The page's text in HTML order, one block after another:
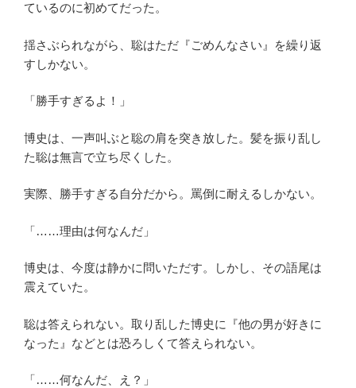
ているのに初めてだった。
揺さぶられながら、聡はただ『ごめんなさい』を繰り返
すしかない。
「勝手すぎるよ！」
博史は、一声叫ぶと聡の肩を突き放した。髪を振り乱し
た聡は無言で立ち尽くした。
実際、勝手すぎる自分だから。罵倒に耐えるしかない。
「……理由は何なんだ」
博史は、今度は静かに問いただす。しかし、その語尾は
震えていた。
聡は答えられない。取り乱した博史に『他の男が好きに
なった』などとは恐ろしくて答えられない。
「……何なんだ、え？」